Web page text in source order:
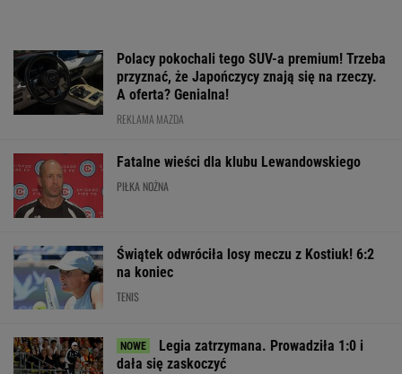
Polacy pokochali tego SUV-a premium! Trzeba
przyznać, że Japończycy znają się na rzeczy.
A oferta? Genialna!
REKLAMA MAZDA
Fatalne wieści dla klubu Lewandowskiego
PIŁKA NOŻNA
Świątek odwróciła losy meczu z Kostiuk! 6:2
na koniec
TENIS
Legia zatrzymana. Prowadziła 1:0 i
dała się zaskoczyć